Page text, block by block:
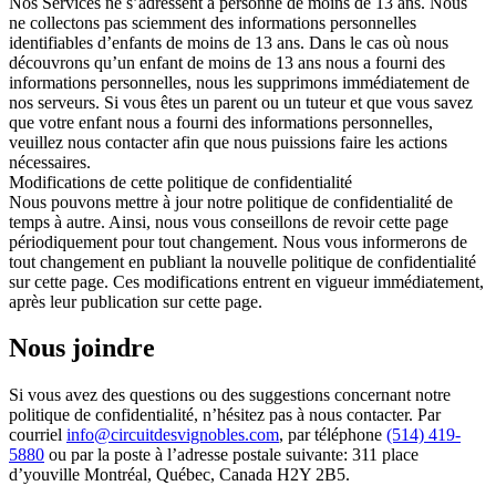
ne collectons pas sciemment des informations personnelles
identifiables d’enfants de moins de 13 ans. Dans le cas où nous
découvrons qu’un enfant de moins de 13 ans nous a fourni des
informations personnelles, nous les supprimons immédiatement de
nos serveurs. Si vous êtes un parent ou un tuteur et que vous savez
que votre enfant nous a fourni des informations personnelles,
veuillez nous contacter afin que nous puissions faire les actions
nécessaires.
Modifications de cette politique de confidentialité
Nous pouvons mettre à jour notre politique de confidentialité de
temps à autre. Ainsi, nous vous conseillons de revoir cette page
périodiquement pour tout changement. Nous vous informerons de
tout changement en publiant la nouvelle politique de confidentialité
sur cette page. Ces modifications entrent en vigueur immédiatement,
après leur publication sur cette page.
Nous joindre
Si vous avez des questions ou des suggestions concernant notre
politique de confidentialité, n’hésitez pas à nous contacter. Par
courriel info@circuitdesvignobles.com, par téléphone (514) 419-
5880 ou par la poste à l’adresse postale suivante: 311 place
d’youville Montréal, Québec, Canada H2Y 2B5.